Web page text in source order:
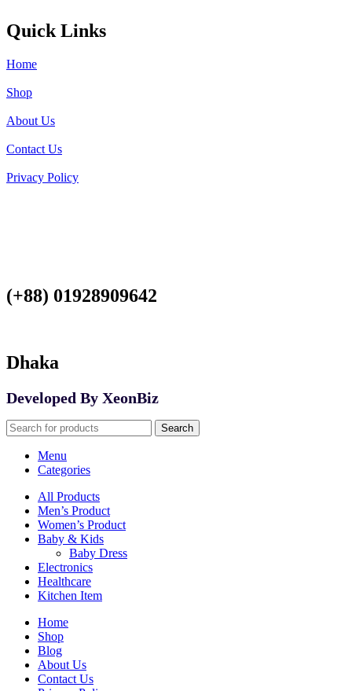
Quick Links
Home
Shop
About Us
Contact Us
Privacy Policy
(+88) 01928909642
Dhaka
Developed By XeonBiz
Search
Menu
Categories
All Products
Men’s Product
Women’s Product
Baby & Kids
Baby Dress
Electronics
Healthcare
Kitchen Item
Home
Shop
Blog
About Us
Contact Us